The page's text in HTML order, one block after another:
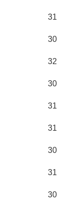
31
30
32
30
31
31
30
31
30